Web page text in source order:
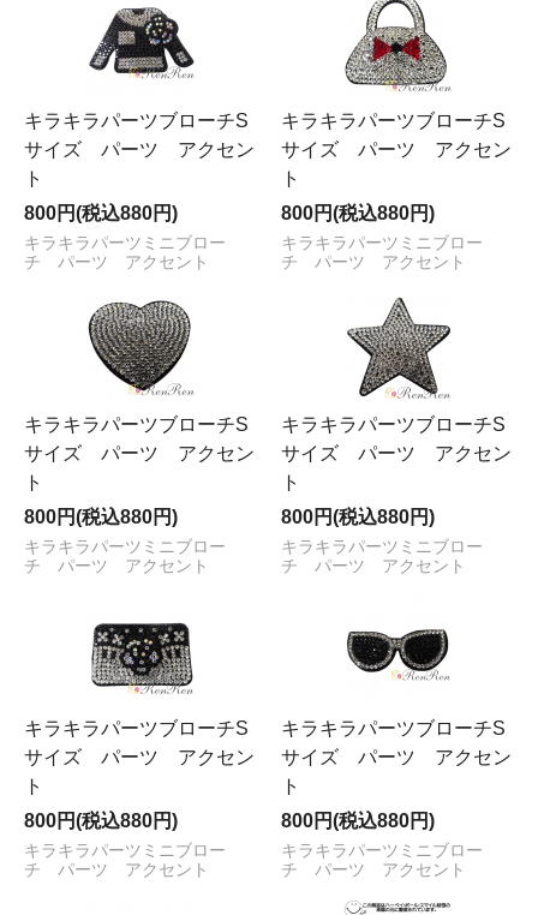
キラキラパーツブローチS
サイズ パーツ アクセン
ト
800円(税込880円)
キラキラパーツミニブロー
チ パーツ アクセント
キラキラパーツブローチS
サイズ パーツ アクセン
ト
800円(税込880円)
キラキラパーツミニブロー
チ パーツ アクセント
キラキラパーツブローチS
サイズ パーツ アクセン
ト
800円(税込880円)
キラキラパーツミニブロー
チ パーツ アクセント
キラキラパーツブローチS
サイズ パーツ アクセン
ト
800円(税込880円)
キラキラパーツミニブロー
チ パーツ アクセント
キラキラパーツブローチS
サイズ パーツ アクセン
ト
800円(税込880円)
キラキラパーツミニブロー
チ パーツ アクセント
キラキラパーツブローチS
サイズ パーツ アクセン
ト
800円(税込880円)
キラキラパーツミニブロー
チ パーツ アクセント